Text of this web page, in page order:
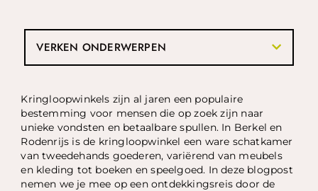
Kringloopwinkels zijn al jaren een populaire
bestemming voor mensen die op zoek zijn naar
unieke vondsten en betaalbare spullen. In Berkel en
Rodenrijs is de kringloopwinkel een ware schatkamer
van tweedehands goederen, variërend van meubels
en kleding tot boeken en speelgoed. In deze blogpost
nemen we je mee op een ontdekkingsreis door de
VERKEN ONDERWERPEN